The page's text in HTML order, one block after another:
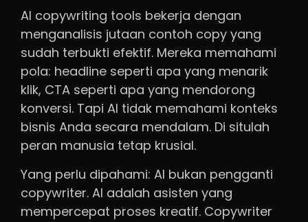
AI copywriting tools bekerja dengan
menganalisis jutaan contoh copy yang
sudah terbukti efektif. Mereka memahami
pola: headline seperti apa yang menarik
klik, CTA seperti apa yang mendorong
konversi. Tapi AI tidak memahami konteks
bisnis Anda secara mendalam. Di situlah
peran manusia tetap krusial.
Yang perlu dipahami: AI bukan pengganti
copywriter. AI adalah asisten yang
mempercepat proses kreatif. Copywriter